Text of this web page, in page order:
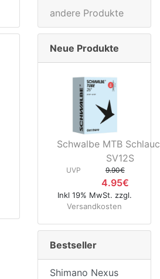
andere Produkte
Neue Produkte
Schwalbe MTB
SV12S
UVP 9.90€
4.95€
Inkl 19% MwSt. zzgl.
Versandkosten
Bestseller
Shimano Nexus